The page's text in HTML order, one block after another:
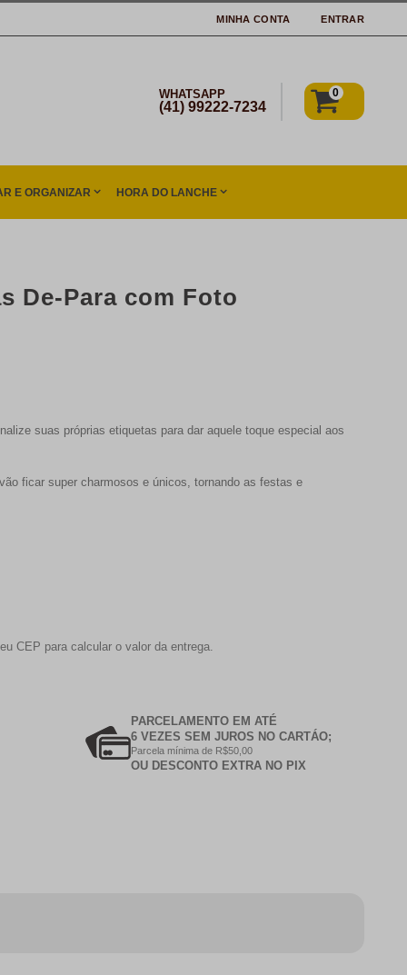
MINHA CONTA ENTRAR
WHATSAPP
(41) 99222-7234
0
E ORGANIZAR HORA DO LANCHE
De-Para com Foto
suas próprias etiquetas para dar aquele toque especial aos
ficar super charmosos e únicos, tornando as festas e
CEP para calcular o valor da entrega.
PARCELAMENTO EM ATÉ
6 VEZES SEM JUROS NO CARTÁO;
Parcela mínima de R$50,00
OU DESCONTO EXTRA NO PIX